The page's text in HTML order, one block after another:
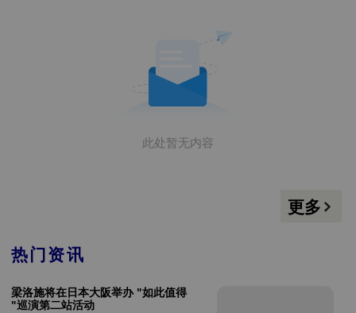
此处暂无内容
更多
热门资讯
梁洛施将在日本大阪举办 "如此值得
"巡演第二站活动